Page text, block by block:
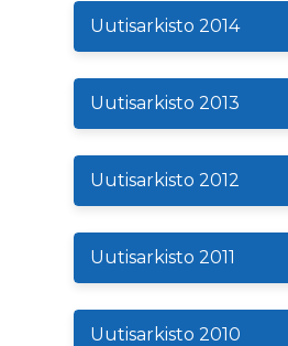
Uutisarkisto 2014
Uutisarkisto 2013
Uutisarkisto 2012
Uutisarkisto 2011
Uutisarkisto 2010